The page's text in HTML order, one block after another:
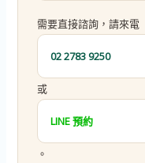
需要直接諮詢，請來電
02 2783 9250
或
LINE 預約
。